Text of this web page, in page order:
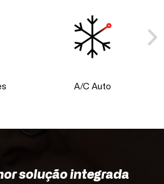
A/C Auto
solução integrada